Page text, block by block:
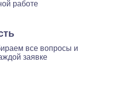
работе
все вопросы и
заявке